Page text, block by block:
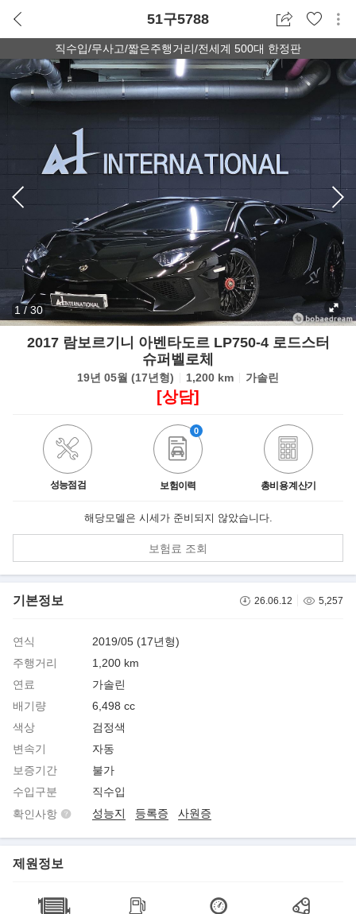
51구5788
직수입/무사고/짧은주행거리/전세계 500대 한정판
1 / 30
2017 람보르기니 아벤타도르 LP750-4 로드스터
슈퍼벨로체
19년 05월 (17년형) 1,200 km 가솔린
[상담]
성능점검 보험이력
0
총비용 계산기
해당모델은 시세가 준비되지 않았습니다.
보험료 조회
기본정보 26.06.12 5,257
연식
2019/05 (17년형)
주행거리
1,200 km
연료
가솔린
배기량
6,498 cc
색상
검정색
변속기
자동
보증기간
불가
수입구분
직수입
확인사항
성능지 등록증 사원증
제원정보